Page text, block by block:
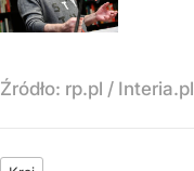
Źródło: rp.pl /